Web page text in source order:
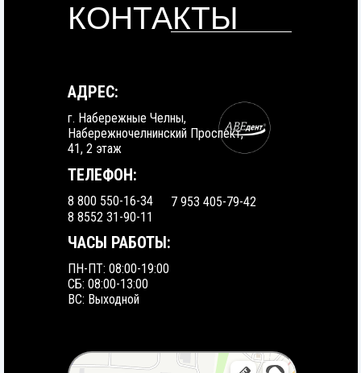
ПН-ПТ: 08:00-19:00
СБ: 08:00-13:00
ВС: Выходной
ЧАСЫ РАБОТЫ:
ТЕЛЕФОН:
8 800 550-16-34
7 953 405-79-42
8 8552 31-90-11
АДРЕС:
г. Набережные Челны,
Набережночелнинский Проспект,
41, 2 этаж
КОНТАКТЫ